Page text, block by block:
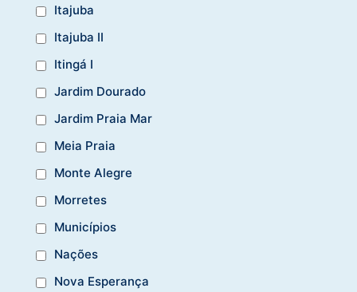
Itajuba
Itajuba II
Itingá I
Jardim Dourado
Jardim Praia Mar
Meia Praia
Monte Alegre
Morretes
Municípios
Nações
Nova Esperança